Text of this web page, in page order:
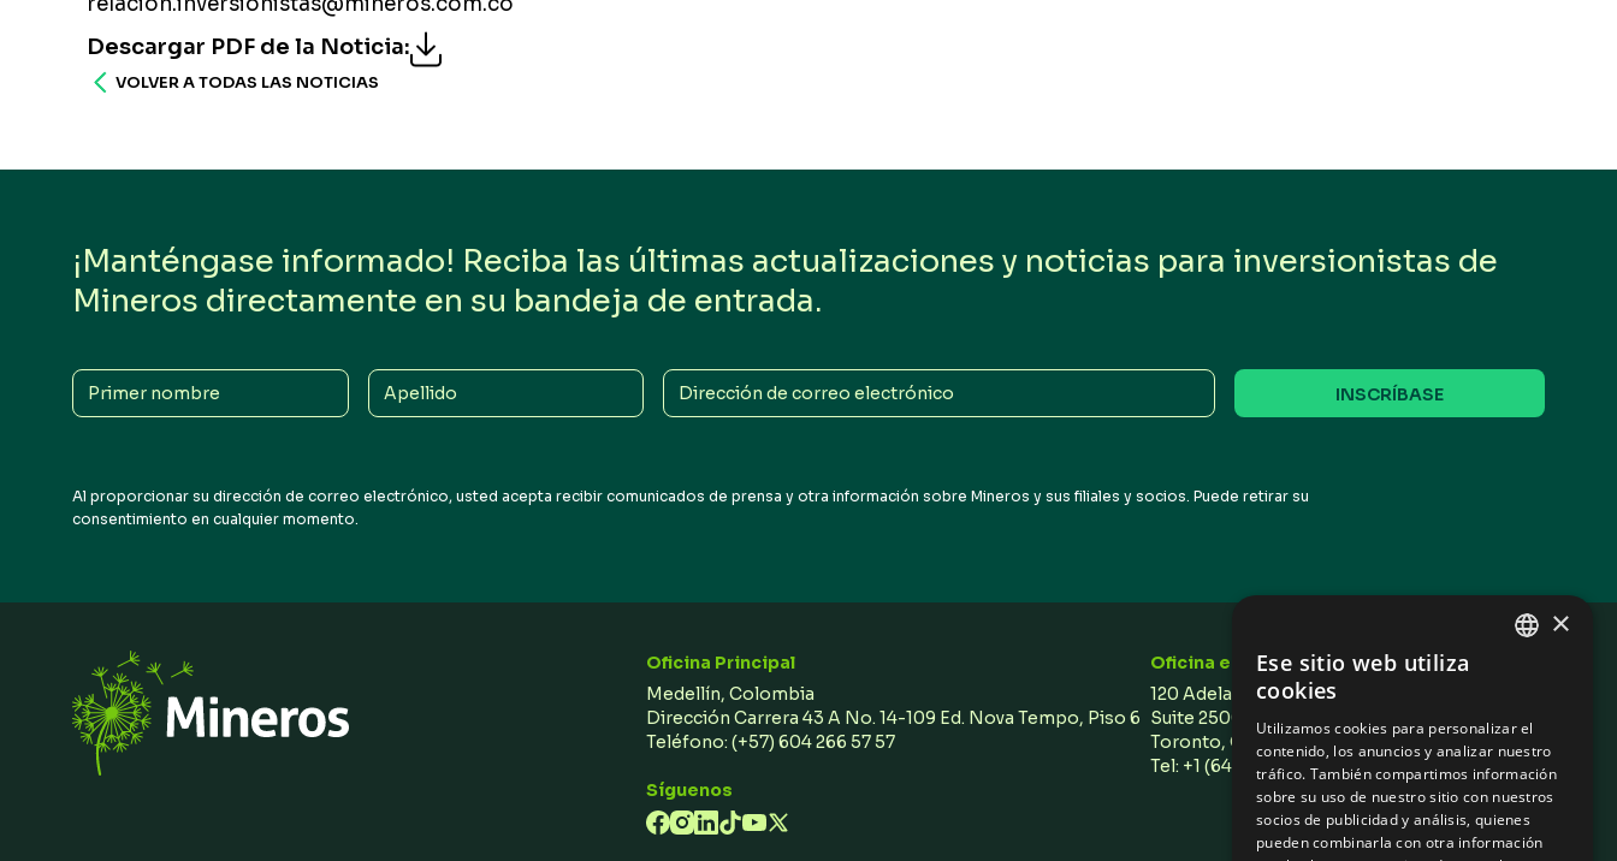
Descargar PDF de la Noticia:
VOLVER A TODAS LAS NOTICIAS
¡Manténgase informado! Reciba las últimas actualizaciones y noticias para inversionistas de
Mineros directamente en su bandeja de entrada.
Primer
nombre
Apellido
Dirección
de
Al proporcionar su dirección de correo electrónico, usted acepta recibir comunicados de prensa y otra información sobre Mineros y sus filiales y socios. Puede retirar su
consentimiento en cualquier momento.
Oficina Principal
Medellín, Colombia
Dirección Carrera 43 A No. 14-109 Ed. Nova Tempo, Piso 6
Teléfono:(+57) 604 266 57 57
Oficina en Toronto
120 Adelaide Street West,
Suite 2500,
Toronto, ON M5H 1T1 Canada
Tel: +1 (647) 496 3011
Síguenos
×
Ese sitio web utiliza
cookies
Utilizamos cookies para personalizar el
contenido, los anuncios y analizar nuestro
tráfico. También compartimos información
sobre su uso de nuestro sitio con nuestros
socios de publicidad y análisis, quienes
pueden combinarla con otra información